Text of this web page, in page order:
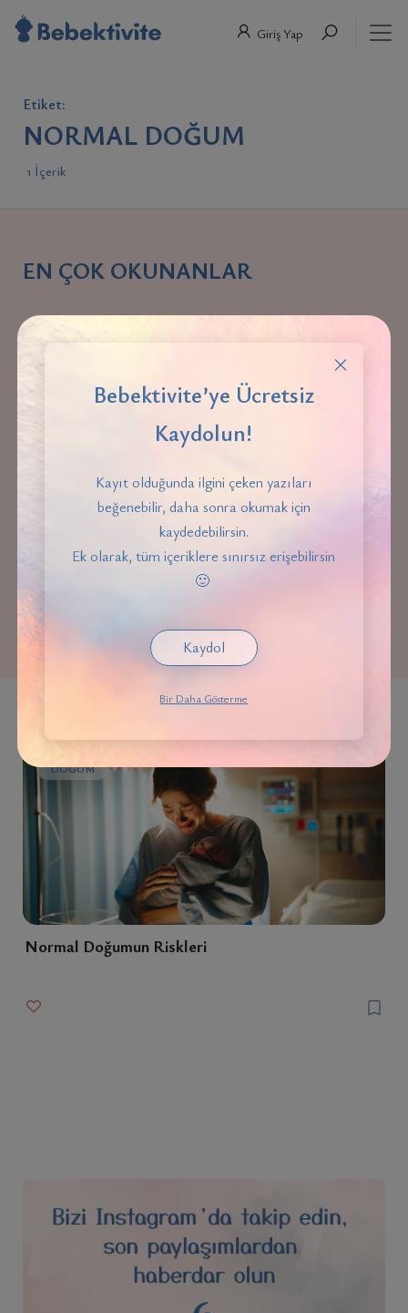
Giriş Yap
Etiket:
NORMAL DOĞUM
1 İçerik
EN ÇOK OKUNANLAR
Normal Doğumun Riskleri
DOĞUM
Normal Doğumun Riskleri
Bebektivite’ye Ücretsiz
Kaydolun!
Kayıt olduğunda ilgini çeken yazıları
beğenebilir, daha sonra okumak için
kaydedebilirsin.
Ek olarak, tüm içeriklere sınırsız erişebilirsin
🙂
Kaydol
Bir Daha Gösterme